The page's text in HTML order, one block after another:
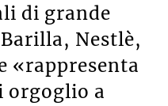
di grande
Nestlè,
«rappresenta
orgoglio a